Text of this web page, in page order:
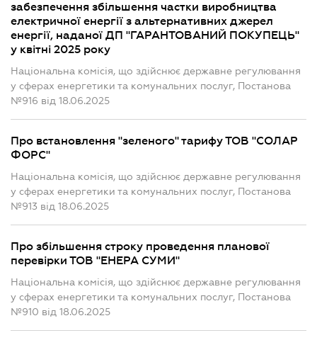
забезпечення збільшення частки виробництва
електричної енергії з альтернативних джерел
енергії, наданої ДП "ГАРАНТОВАНИЙ ПОКУПЕЦЬ"
у квітні 2025 року
Національна комісія, що здійснює державне регулювання
у сферах енергетики та комунальних послуг, Постанова
№916 від 18.06.2025
Про встановлення "зеленого" тарифу ТОВ "СОЛАР
ФОРС"
Національна комісія, що здійснює державне регулювання
у сферах енергетики та комунальних послуг, Постанова
№913 від 18.06.2025
Про збільшення строку проведення планової
перевірки ТОВ "ЕНЕРА СУМИ"
Національна комісія, що здійснює державне регулювання
у сферах енергетики та комунальних послуг, Постанова
№910 від 18.06.2025